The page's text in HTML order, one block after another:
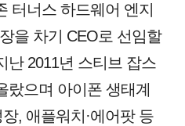
터너스 하드웨어 엔지
을 차기 CEO로 선임할
난 2011년 스티브 잡스
랐으며 아이폰 생태계
, 애플워치·에어팟 등